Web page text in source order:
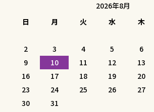
2026年8月
日
月 火 水 木
2
3 4 5 6
9
10 11 12 13
16
17 18 19 20
23
24 25 26 27
30
31